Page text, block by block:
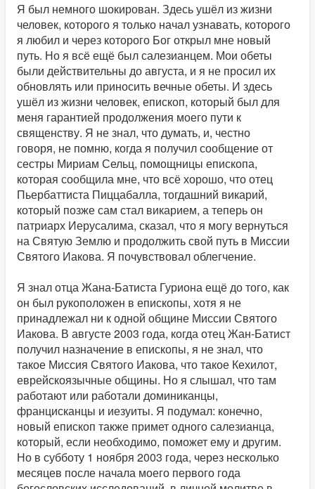
Я был немного шокирован. Здесь ушёл из жизни
человек, которого я только начал узнавать, которого
я любил и через которого Бог открыл мне новый
путь. Но я всё ещё был салезианцем. Мои обеты
были действительны до августа, и я не просил их
обновлять или приносить вечные обеты. И здесь
ушёл из жизни человек, епископ, который был для
меня гарантией продолжения моего пути к
священству. Я не знал, что думать, и, честно
говоря, не помню, когда я получил сообщение от
сестры Мириам Сельц, помощницы епископа,
которая сообщила мне, что всё хорошо, что отец
Пьербаттиста Пиццабалла, тогдашний викарий,
который позже сам стал викарием, а теперь он
патриарх Иерусалима, сказал, что я могу вернуться
на Святую Землю и продолжить свой путь в Миссии
Святого Иакова. Я почувствовал облегчение.
Я знал отца Жана-Батиста Гуриона ещё до того, как
он был рукоположен в епископы, хотя я не
принадлежал ни к одной общине Миссии Святого
Иакова. В августе 2003 года, когда отец Жан-Батист
получил назначение в епископы, я не знал, что
такое Миссия Святого Иакова, что такое Кехилот,
еврейскоязычные общины. Но я слышал, что там
работают или работали доминиканцы,
францисканцы и иезуиты. Я подумал: конечно,
новый епископ также примет одного салезианца,
который, если необходимо, поможет ему и другим.
Но в субботу 1 ноября 2003 года, через несколько
месяцев после начала моего первого года